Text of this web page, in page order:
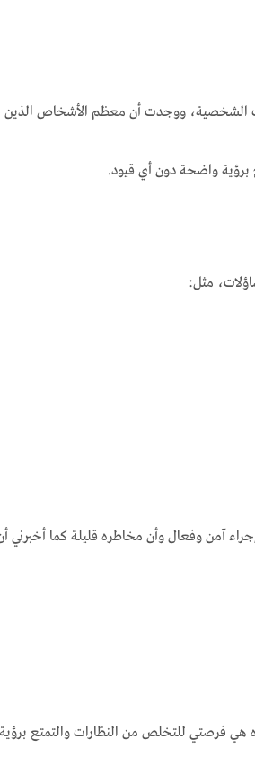
الشخصية، ووجدت أن معظم الأشخاص
برؤية واضحة دون أي قيود.
مثل:
آمن وفعال وأن مخاطره قليلة كما
هي فرصتي للتخلص من النظارات والتمتع